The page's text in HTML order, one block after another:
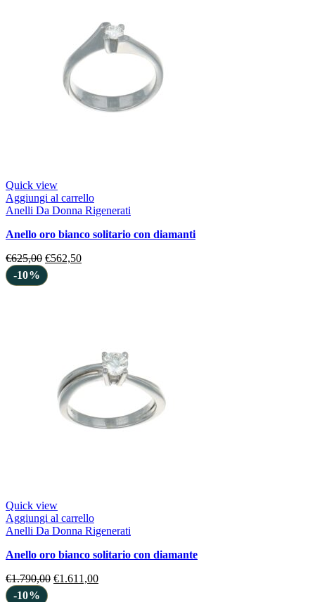
Quick view
Aggiungi al carrello
Anelli Da Donna Rigenerati
anello oro bianco solitario con diamanti
€625,00 €562,50
-10%
Quick view
Aggiungi al carrello
Anelli Da Donna Rigenerati
anello oro bianco solitario con diamante
€1.790,00 €1.611,00
-10%